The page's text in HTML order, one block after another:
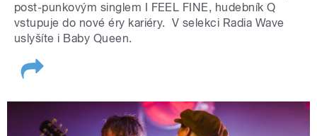
post-punkovým singlem I FEEL FINE, hudebník Q
vstupuje do nové éry kariéry. V selekci Radia Wave
uslyšíte i Baby Queen.